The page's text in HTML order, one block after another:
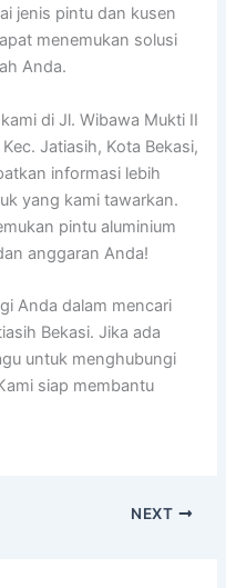
jenis pintu dan kusen
menemukan solusi
Anda.
di Jl. Wibawa Mukti II
Jatiasih, Kota Bekasi,
informasi lebih
yang kami tawarkan.
pintu aluminium
anggaran Anda!
Anda dalam mencari
Bekasi. Jika ada
untuk menghubungi
siap membantu
NEXT